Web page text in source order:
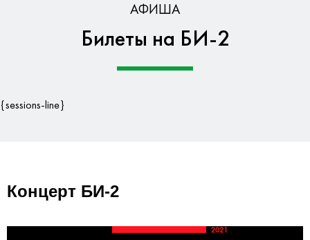
Гарантия безопасности данных
АФИША
Билеты на БИ-2
{sessions-line}
Концерт БИ-2